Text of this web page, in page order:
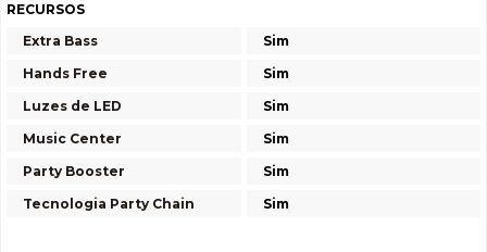
RECURSOS
Extra Bass
Sim
Hands Free
Sim
Luzes de LED
Sim
Music Center
Sim
Party Booster
Sim
Tecnologia Party Chain
Sim